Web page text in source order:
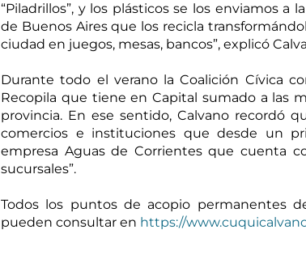
“Piladrillos”, y los plásticos se los enviamos a
de Buenos Aires que los recicla
ciudad en juegos, mesas, bancos”, explicó
Durante todo el verano la Coalición Cívica
Recopila que tiene en Capital sumado a las
provincia. En ese sentido, Calvano recordó
comercios e instituciones que desde un
empresa Aguas de Corrientes que cuenta
sucursales”.
Todos los puntos de acopio permanentes
pueden consultar en https://